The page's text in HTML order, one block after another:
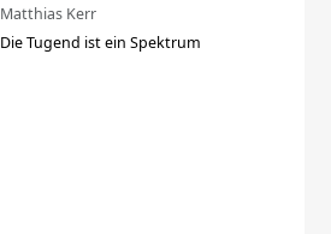
Matthias Kerr
Die Tugend ist ein Spektrum